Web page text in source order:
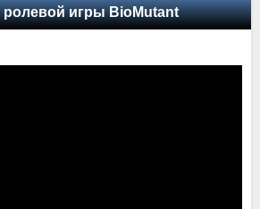
игры BioMutant